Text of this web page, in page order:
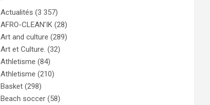
Actualités (3 357)
AFRO-CLEAN’IK (28)
Art and culture (289)
Art et Culture. (32)
Athletisme (84)
Athletisme (210)
Basket (298)
Beach soccer (58)